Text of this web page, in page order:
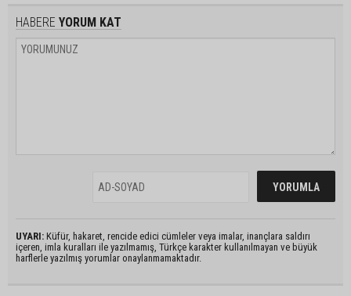
HABERE YORUM KAT
UYARI: Küfür, hakaret, rencide edici cümleler veya imalar, inançlara saldırı
içeren, imla kuralları ile yazılmamış, Türkçe karakter kullanılmayan ve büyük
harflerle yazılmış yorumlar onaylanmamaktadır.